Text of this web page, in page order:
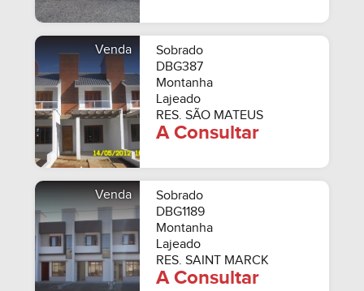
Venda
Sobrado
DBG387
Montanha
Lajeado
RES. SÃO MATEUS
A Consultar
Venda
Sobrado
DBG1189
Montanha
Lajeado
RES. SAINT MARCK
A Consultar